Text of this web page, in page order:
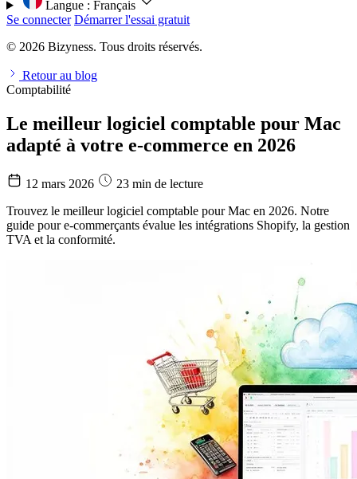
Langue : Français
Se connecter Démarrer l'essai gratuit
© 2026 Bizyness. Tous droits réservés.
Retour au blog
Comptabilité
Le meilleur logiciel comptable pour Mac
adapté à votre e-commerce en 2026
12 mars 2026
23 min de lecture
Trouvez le meilleur logiciel comptable pour Mac en 2026. Notre
guide pour e-commerçants évalue les intégrations Shopify, la gestion
TVA et la conformité.